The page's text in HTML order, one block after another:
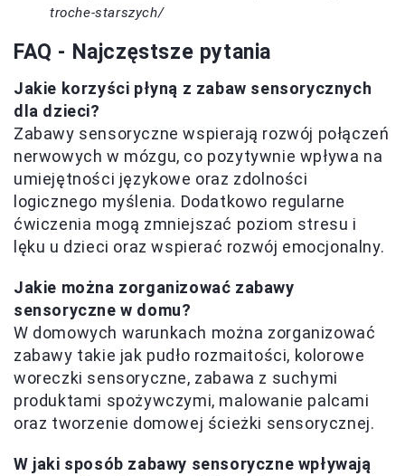
troche-starszych/
FAQ - Najczęstsze pytania
Jakie korzyści płyną z zabaw sensorycznych
dla dzieci?
Zabawy sensoryczne wspierają rozwój połączeń
nerwowych w mózgu, co pozytywnie wpływa na
umiejętności językowe oraz zdolności
logicznego myślenia. Dodatkowo regularne
ćwiczenia mogą zmniejszać poziom stresu i
lęku u dzieci oraz wspierać rozwój emocjonalny.
Jakie można zorganizować zabawy
sensoryczne w domu?
W domowych warunkach można zorganizować
zabawy takie jak pudło rozmaitości, kolorowe
woreczki sensoryczne, zabawa z suchymi
produktami spożywczymi, malowanie palcami
oraz tworzenie domowej ścieżki sensorycznej.
W jaki sposób zabawy sensoryczne wpływają